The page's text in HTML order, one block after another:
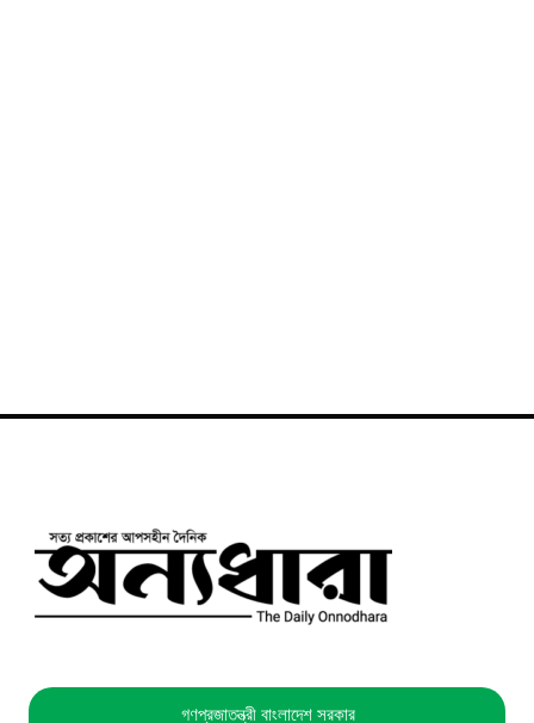
গণপ্রজাতন্ত্রী বাংলাদেশ সরকার